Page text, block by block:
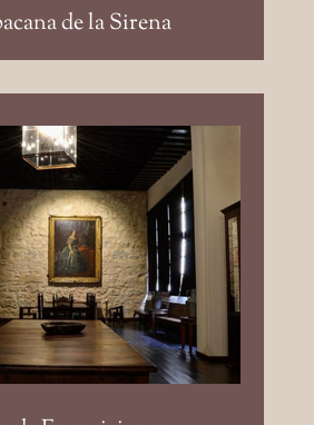
de la Sirena
Salas de Proyecciones y
diferentes
desde 100 m², a 350
m², cubiertos.